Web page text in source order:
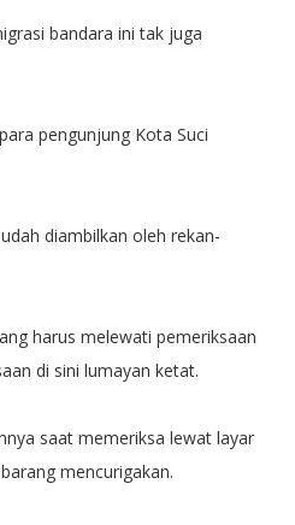
bandara ini tak juga
pengunjung Kota Suci
diambilkan oleh rekan-
harus melewati pemeriksaan
di sini lumayan ketat.
saat memeriksa lewat layar
mencurigakan.